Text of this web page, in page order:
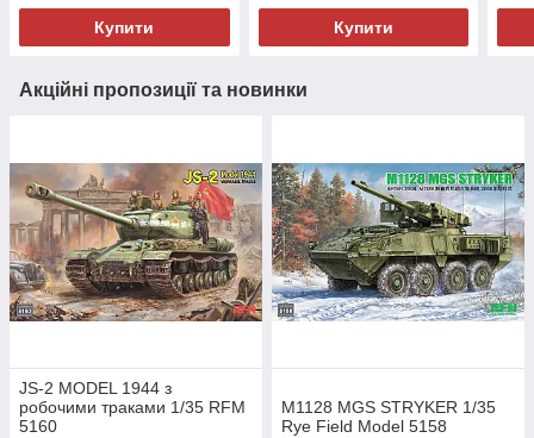
Купити Купити
Акційні пропозиції та новинки
JS-2 MODEL 1944 з
робочими траками 1/35 RFM
5160
M1128 MGS STRYKER 1/35
Rye Field Model 5158